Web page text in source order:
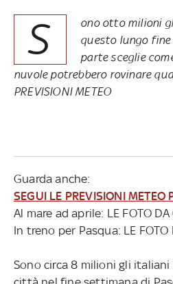
S
ono otto milioni
questo lungo
parte sceglie
nuvole potrebbero rovinare
PREVISIONI METEO
Guarda anche:
SEGUI LE PREVISIONI METEO
Al mare ad aprile: LE FOTO DA
In treno per Pasqua: LE FOTO
Sono circa 8 milioni gli